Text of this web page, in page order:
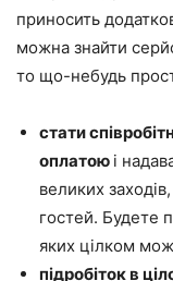
приносить
можна знайти
то що-небудь
стати
оплатою і
великих
гостей. Будете
яких цілком
підробіток в